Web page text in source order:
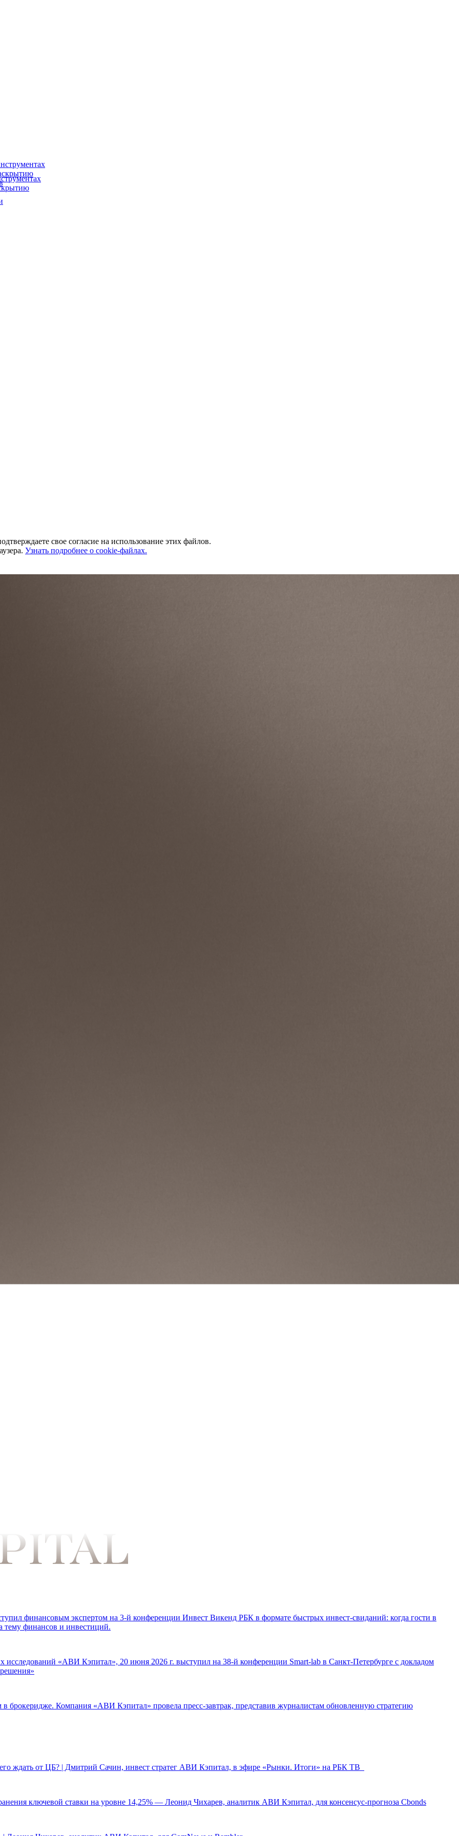
свое согласие на использование этих файлов.
Узнать подробнее о cookie-файлах.
финансовым экспертом на 3-й конференции Инвест Викенд РБК в формате быстрых инвест-свиданий: когда гости в
тему финансов и инвестиций.
исследований «АВИ Кэпитал», 20 июня 2026 г. выступил на 38-й конференции Smart-lab в Санкт-Петербурге с докладом
в брокеридже. Компания «АВИ Кэпитал» провела пресс-завтрак, представив журналистам обновленную стратегию
ждать от ЦБ? | Дмитрий Сачин, инвест стратег АВИ Кэпитал, в эфире «Рынки. Итоги» на РБК ТВ
ключевой ставки на уровне 14,25% — Леонид Чихарев, аналитик АВИ Кэпитал, для консенсус-прогноза Cbonds